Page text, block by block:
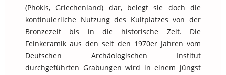
(Phokis, Griechenland) dar, belegt sie doch die
kontinuierliche Nutzung des Kultplatzes von der
Bronzezeit bis in die historische Zeit. Die
Feinkeramik aus den seit den 1970er Jahren vom
Deutschen Archäologischen Institut
durchgeführten Grabungen wird in einem jüngst